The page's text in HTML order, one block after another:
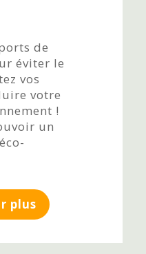
de
éviter le
vos
votre
!
un
plus